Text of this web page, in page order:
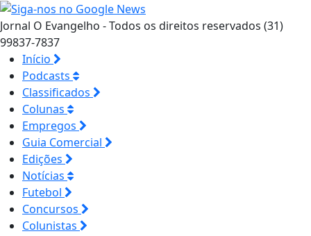
Jornal O Evangelho - Todos os direitos reservados (31)
99837-7837
Início
Podcasts
Classificados
Colunas
Empregos
Guia Comercial
Edições
Notícias
Futebol
Concursos
Colunistas